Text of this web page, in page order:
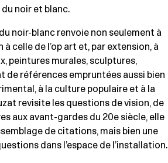
noir et blanc.
noir-blanc renvoie non seulement à
à celle de l’op art et, par extension, à
peintures murales, sculptures,
de références empruntées aussi bien
à la culture populaire et à la
revisite les questions de vision, de
aux avant-gardes du 20e siècle, elle
de citations, mais bien une
dans l’espace de l’installation.